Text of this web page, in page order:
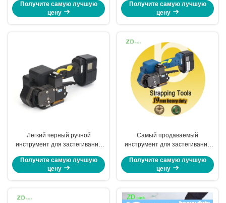
Получите самую лучшую
цену
дюйма
Получите самую лучшую
цену
Легкий черный ручной
инструмент для застегивания
Получите самую лучшую
цену
Самый продаваемый
инструмент для застегивания
Получите самую лучшую
цену